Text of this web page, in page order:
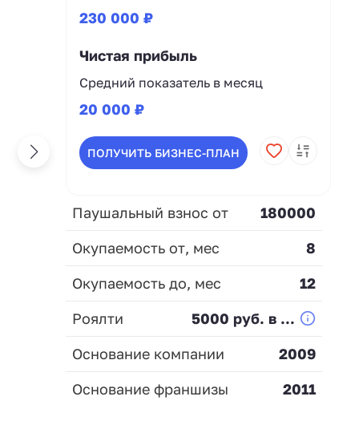
230 000 ₽
Чистая прибыль
Средний показатель в месяц
20 000 ₽
ПОЛУЧИТЬ БИЗНЕС-ПЛАН
Паушальный взнос от
180000
Окупаемость от, мес
8
Окупаемость до, мес
12
Роялти
5000 руб. в ...
Основание компании
2009
Основание франшизы
2011